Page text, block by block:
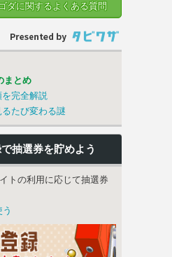
ダに関するよくある質問
まとめ
完全解説
たび変わる謎
抽選券を貯めよう
トの利用に応じて抽選券